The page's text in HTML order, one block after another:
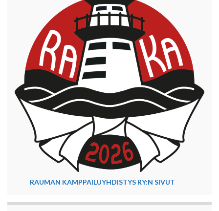
RAUMAN KAMPPAILUYHDISTYS RY:N SIVUT